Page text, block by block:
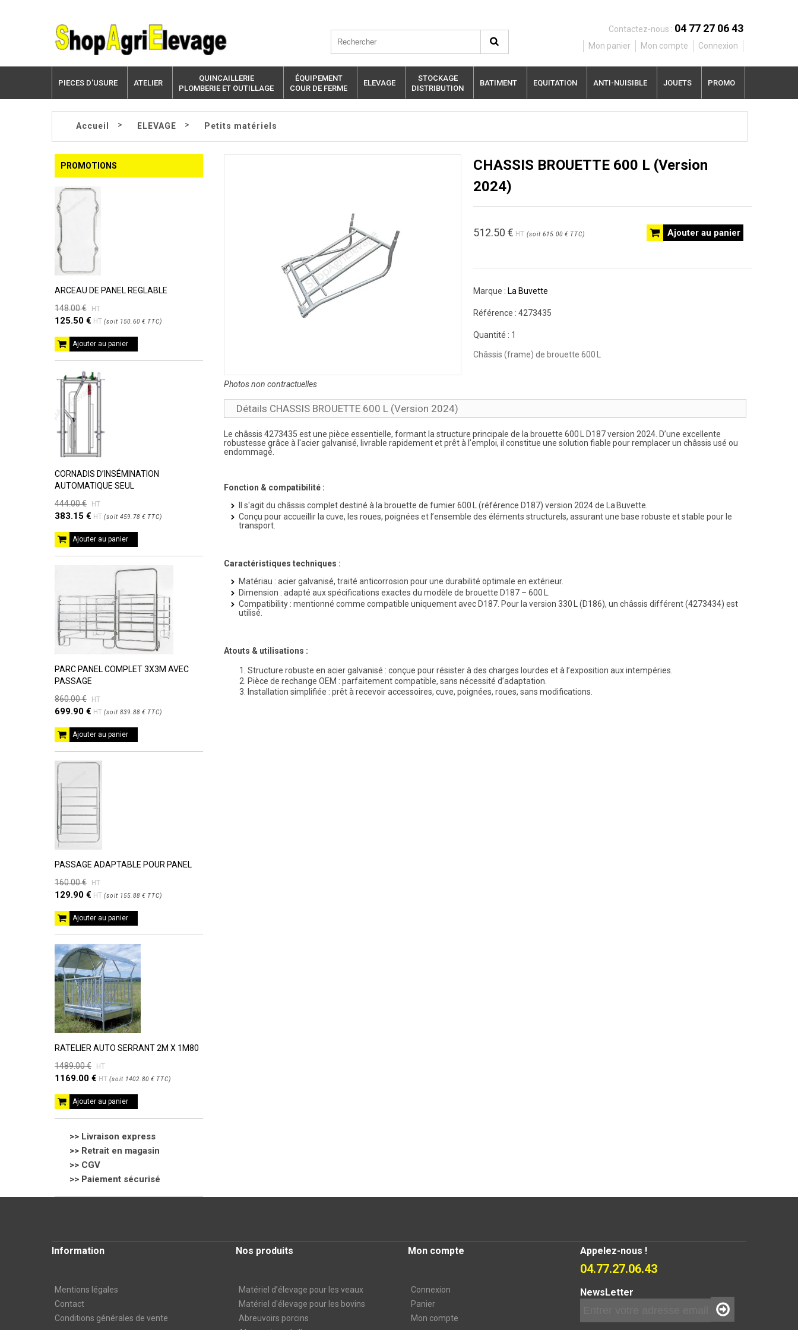
Contactez-nous : 04 77 27 06 43
Mon panier Mon compte Connexion
PIECES D'USURE ATELIER
QUINCAILLERIE
PLOMBERIE ET OUTILLAGE
ÉQUIPEMENT
COUR DE FERME
ELEVAGE
STOCKAGE
DISTRIBUTION
BATIMENT EQUITATION ANTI-NUISIBLE JOUETS PROMO
Accueil > ELEVAGE > Petits matériels
PROMOTIONS
ARCEAU DE PANEL REGLABLE
148.00 €
HT
125.50 € HT (soit 150.60 € TTC)
Ajouter au panier
CORNADIS D’INSÉMINATION
AUTOMATIQUE SEUL
444.00 €
HT
383.15 € HT (soit 459.78 € TTC)
Ajouter au panier
PARC PANEL COMPLET 3X3M AVEC
PASSAGE
860.00 €
HT
699.90 € HT (soit 839.88 € TTC)
Ajouter au panier
PASSAGE ADAPTABLE POUR PANEL
160.00 €
HT
129.90 € HT (soit 155.88 € TTC)
Ajouter au panier
RATELIER AUTO SERRANT 2M X 1M80
1489.00 €
HT
1169.00 € HT (soit 1402.80 € TTC)
Ajouter au panier
>> Livraison express
>> Retrait en magasin
>> CGV
>> Paiement sécurisé
Photos non contractuelles
CHASSIS BROUETTE 600 L (Version
2024)
Ajouter au panier
512.50 € HT (soit 615.00 € TTC)
Marque : La Buvette
Référence : 4273435
Quantité : 1
Châssis (frame) de brouette 600 L
Détails CHASSIS BROUETTE 600 L (Version 2024)
Le châssis 4273435 est une pièce essentielle, formant la structure principale de la brouette 600 L D187 version 2024. D’une excellente
robustesse grâce à l'acier galvanisé, livrable rapidement et prêt à l’emploi, il constitue une solution fiable pour remplacer un châssis usé ou
endommagé.
Fonction & compatibilité :
Il s'agit du châssis complet destiné à la brouette de fumier 600 L (référence D187) version 2024 de La Buvette.
Conçu pour accueillir la cuve, les roues, poignées et l’ensemble des éléments structurels, assurant une base robuste et stable pour le
transport.
Caractéristiques techniques :
Matériau : acier galvanisé, traité anticorrosion pour une durabilité optimale en extérieur.
Dimension : adapté aux spécifications exactes du modèle de brouette D187 – 600 L.
Compatibility : mentionné comme compatible uniquement avec D187. Pour la version 330 L (D186), un châssis différent (4273434) est
utilisé.
Atouts & utilisations :
Structure robuste en acier galvanisé : conçue pour résister à des charges lourdes et à l’exposition aux intempéries.
Pièce de rechange OEM : parfaitement compatible, sans nécessité d’adaptation.
Installation simplifiée : prêt à recevoir accessoires, cuve, poignées, roues, sans modifications.
Information
Mentions légales
Contact
Conditions générales de vente
Nos produits
Matériel d’élevage pour les veaux
Matériel d'élevage pour les bovins
Abreuvoirs porcins
Mon compte
Connexion
Panier
Mon compte
Appelez-nous !
04.77.27.06.43
NewsLetter